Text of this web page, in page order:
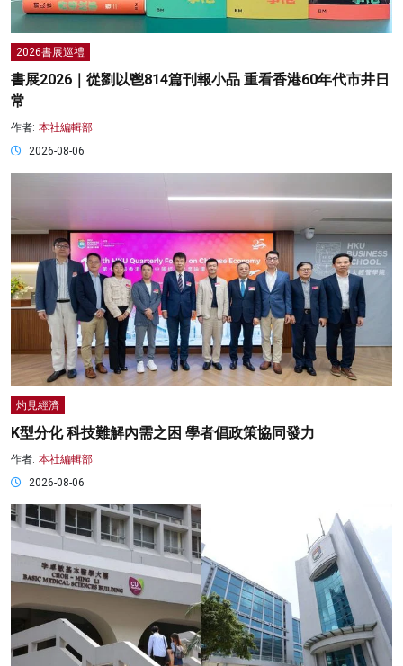
2026書展巡禮
書展2026｜從劉以鬯814篇刊報小品 重看香港60年代市井日
常
作者: 本社編輯部
2026-08-06
灼見經濟
K型分化 科技難解內需之困 學者倡政策協同發力
作者: 本社編輯部
2026-08-06